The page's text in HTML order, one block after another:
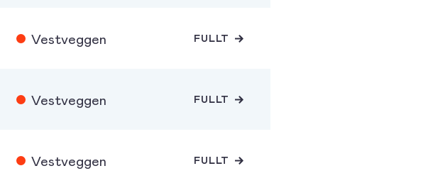
Vestveggen FULLT
Vestveggen FULLT
Vestveggen FULLT